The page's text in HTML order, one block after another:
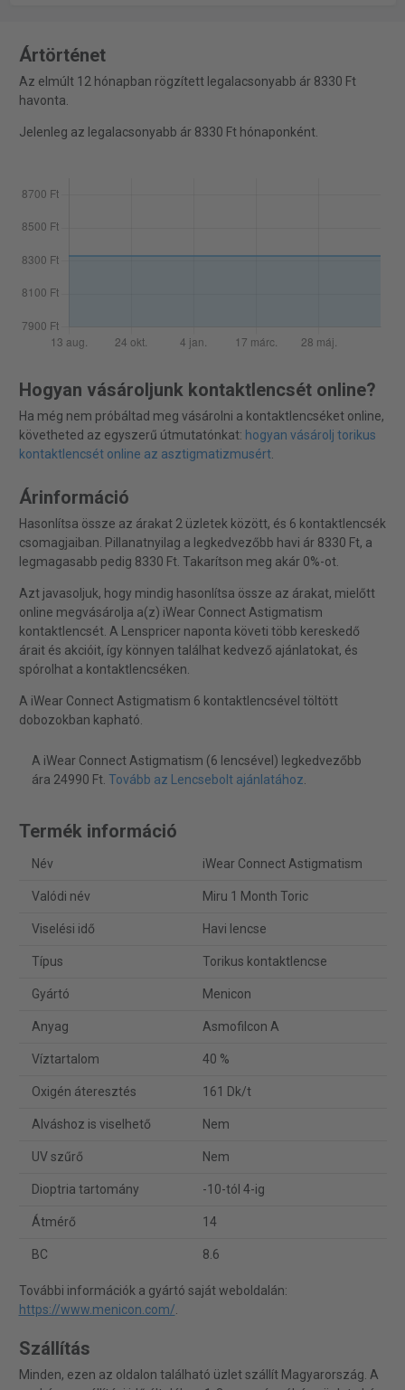
Ártörténet
Az elmúlt 12 hónapban rögzített legalacsonyabb ár 8330 Ft
havonta.
Jelenleg az legalacsonyabb ár 8330 Ft hónaponként.
Hogyan vásároljunk kontaktlencsét online?
Ha még nem próbáltad meg vásárolni a kontaktlencséket online,
követheted az egyszerű útmutatónkat: hogyan vásárolj torikus
kontaktlencsét online az asztigmatizmusért.
Árinformáció
Hasonlítsa össze az árakat 2 üzletek között, és 6 kontaktlencsék
csomagjaiban. Pillanatnyilag a legkedvezőbb havi ár 8330 Ft, a
legmagasabb pedig 8330 Ft. Takarítson meg akár 0%-ot.
Azt javasoljuk, hogy mindig hasonlítsa össze az árakat, mielőtt
online megvásárolja a(z) iWear Connect Astigmatism
kontaktlencsét. A Lenspricer naponta követi több kereskedő
árait és akcióit, így könnyen találhat kedvező ajánlatokat, és
spórolhat a kontaktlencséken.
A iWear Connect Astigmatism 6 kontaktlencsével töltött
dobozokban kapható.
A iWear Connect Astigmatism (6 lencsével) legkedvezőbb
ára 24990 Ft. Tovább az Lencsebolt ajánlatához.
Termék információ
Név iWear Connect Astigmatism
Valódi név Miru 1 Month Toric
Viselési idő Havi lencse
Típus Torikus kontaktlencse
Gyártó Menicon
Anyag Asmofilcon A
Víztartalom 40 %
Oxigén áteresztés 161 Dk/t
Alváshoz is viselhető Nem
UV szűrő Nem
Dioptria tartomány -10-tól 4-ig
Átmérő 14
BC 8.6
További információk a gyártó saját weboldalán:
https://www.menicon.com/.
Szállítás
Minden, ezen az oldalon található üzlet szállít Magyarország. A